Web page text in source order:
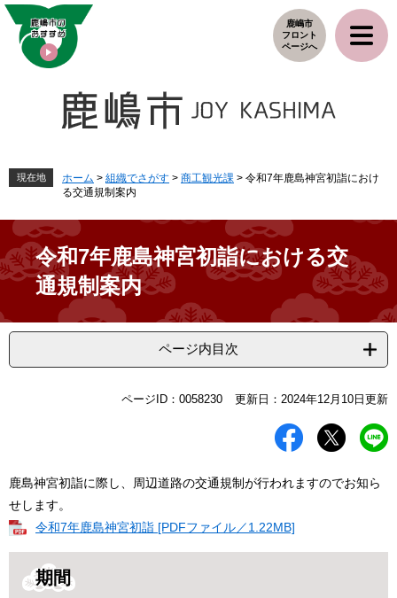
ペ
メ
鹿嶋市
フロント
ページへ
現在地 ホーム > 組織でさがす > 商工観光課 > 令和7年鹿島神宮初詣におけ
る交通規制案内
令和7年鹿島神宮初詣における交
通規制案内
ページ内目次
ページID：0058230 更新日：2024年12月10日更新
鹿島神宮初詣に際し、周辺道路の交通規制が行われますのでお知ら
せします。
令和7年鹿島神宮初詣 [PDFファイル／1.22MB]
期間